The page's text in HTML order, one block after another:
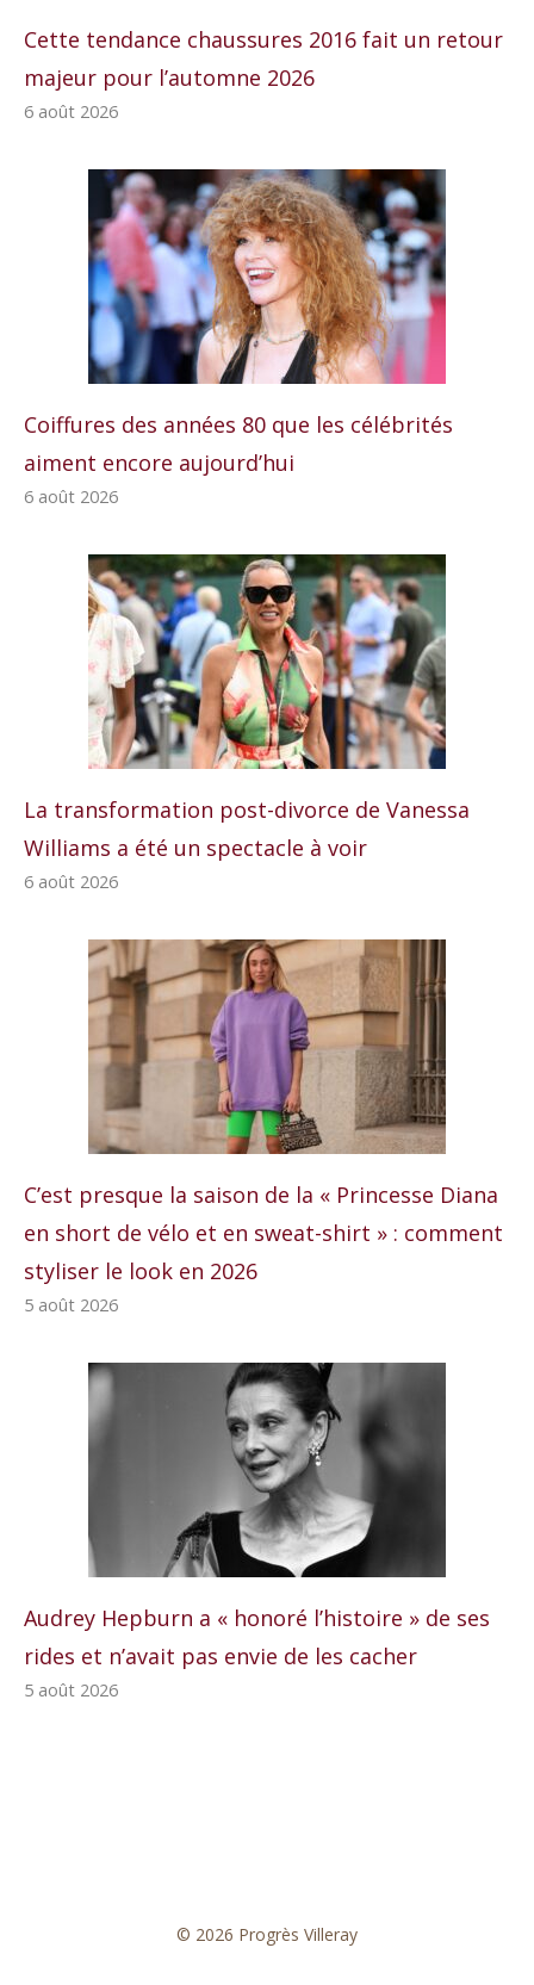
Cette tendance chaussures 2016 fait un retour
majeur pour l’automne 2026
6 août 2026
Coiffures des années 80 que les célébrités
aiment encore aujourd’hui
6 août 2026
La transformation post-divorce de Vanessa
Williams a été un spectacle à voir
6 août 2026
C’est presque la saison de la « Princesse Diana
en short de vélo et en sweat-shirt » : comment
styliser le look en 2026
5 août 2026
Audrey Hepburn a « honoré l’histoire » de ses
rides et n’avait pas envie de les cacher
5 août 2026
© 2026 Progrès Villeray